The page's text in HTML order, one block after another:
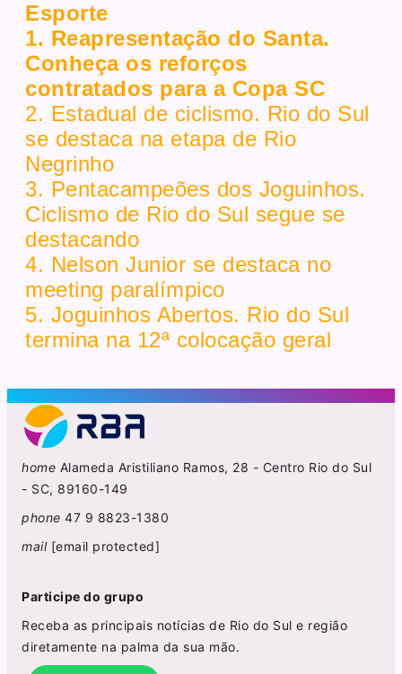
Esporte
1. Reapresentação do Santa.
Conheça os reforços
contratados para a Copa SC
2. Estadual de ciclismo. Rio do Sul
se destaca na etapa de Rio
Negrinho
3. Pentacampeões dos Joguinhos.
Ciclismo de Rio do Sul segue se
destacando
4. Nelson Junior se destaca no
meeting paralímpico
5. Joguinhos Abertos. Rio do Sul
termina na 12ª colocação geral
home Alameda Aristiliano Ramos, 28 - Centro Rio do Sul
- SC, 89160-149
phone 47 9 8823-1380
mail [email protected]
Participe do grupo
Receba as principais notícias de Rio do Sul e região
diretamente na palma da sua mão.